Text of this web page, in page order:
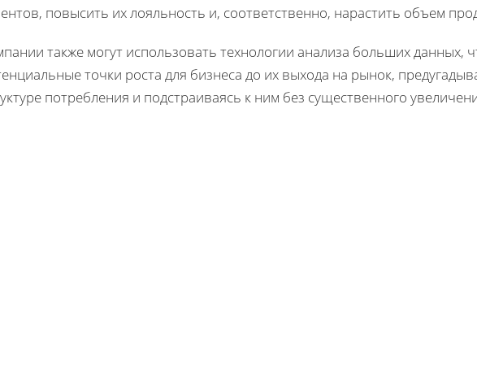
повысить их лояльность и, соответственно, нарастить объем
также могут использовать технологии анализа больших данных,
точки роста для бизнеса до их выхода на рынок,
потребления и подстраиваясь к ним без существенного